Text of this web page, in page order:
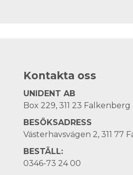
Kontakta oss
UNIDENT AB
Box 229, 311 23 Falkenberg
BESÖKSADRESS
Västerhavsvägen 2, 311 77
BESTÄLL:
0346-73 24 00